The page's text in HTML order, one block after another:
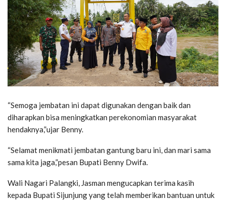
“Semoga jembatan ini dapat digunakan dengan baik dan
diharapkan bisa meningkatkan perekonomian masyarakat
hendaknya,”ujar Benny.
“Selamat menikmati jembatan gantung baru ini, dan mari sama
sama kita jaga,”pesan Bupati Benny Dwifa.
Wali Nagari Palangki, Jasman mengucapkan terima kasih
kepada Bupati Sijunjung yang telah memberikan bantuan untuk